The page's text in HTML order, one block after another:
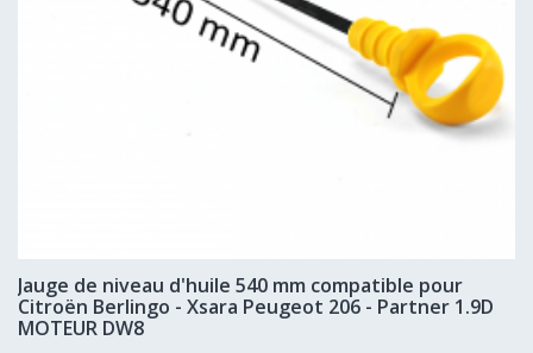
Jauge de niveau d'huile 540 mm compatible pour
Citroën Berlingo - Xsara Peugeot 206 - Partner 1.9D
MOTEUR DW8